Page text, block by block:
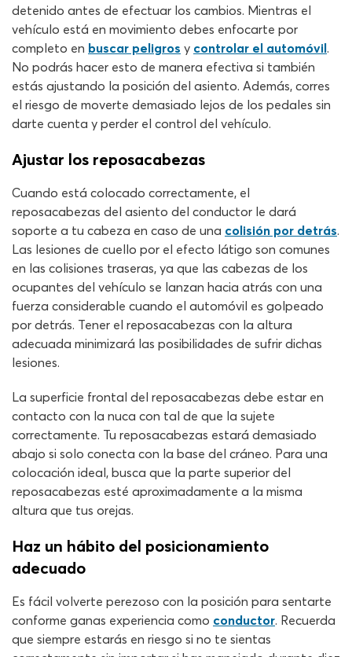
detenido antes de efectuar los cambios. Mientras el
vehículo está en movimiento debes enfocarte por
completo en buscar peligros y controlar el automóvil.
No podrás hacer esto de manera efectiva si también
estás ajustando la posición del asiento. Además, corres
el riesgo de moverte demasiado lejos de los pedales sin
darte cuenta y perder el control del vehículo.
Ajustar los reposacabezas
Cuando está colocado correctamente, el
reposacabezas del asiento del conductor le dará
soporte a tu cabeza en caso de una colisión por detrás.
Las lesiones de cuello por el efecto látigo son comunes
en las colisiones traseras, ya que las cabezas de los
ocupantes del vehículo se lanzan hacia atrás con una
fuerza considerable cuando el automóvil es golpeado
por detrás. Tener el reposacabezas con la altura
adecuada minimizará las posibilidades de sufrir dichas
lesiones.
La superficie frontal del reposacabezas debe estar en
contacto con la nuca con tal de que la sujete
correctamente. Tu reposacabezas estará demasiado
abajo si solo conecta con la base del cráneo. Para una
colocación ideal, busca que la parte superior del
reposacabezas esté aproximadamente a la misma
altura que tus orejas.
Haz un hábito del posicionamiento
adecuado
Es fácil volverte perezoso con la posición para sentarte
conforme ganas experiencia como conductor. Recuerda
que siempre estarás en riesgo si no te sientas